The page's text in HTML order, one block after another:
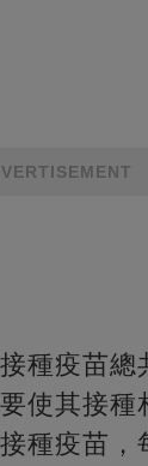
種疫苗總
使其接種
種疫苗，